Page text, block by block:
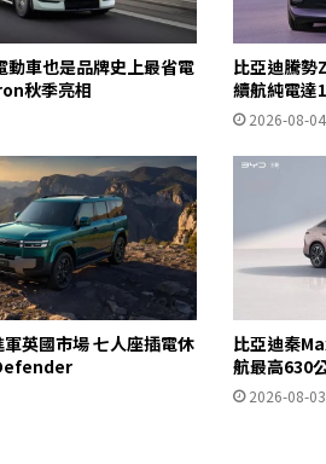
動車也是品牌史上最省電
秋季亮相
比亞迪騰勢
續航純電達
2026-08-04
英國市場 七人座插電休
比亞迪秦
航最高630
2026-08-03